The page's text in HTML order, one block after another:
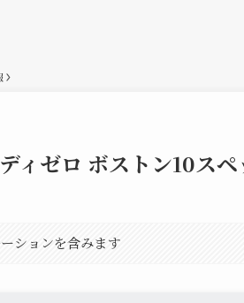
ィゼロ ボストン10ス
ションを含みます